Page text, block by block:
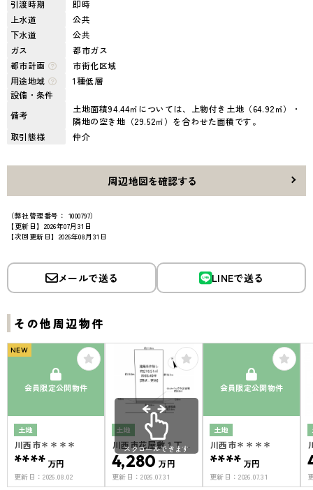
引渡時期
即時
上水道
公共
下水道
公共
ガス
都市ガス
都市計画
市街化区域
用途地域
1種低層
設備・条件
備考
土地面積94.44㎡については、上物付き土地（64.92㎡）・
隣地の空き地（29.52㎡）を合わせた面積です。
取引態様
仲介
周辺地図を確認する
（弊社管理番号： 1000797）
【更新日】2026年07月31日
【次回更新日】2026年08月31日
メールで送る LINEで送る
その他周辺物件
会員限定公開物件
NEW
土地
川西市＊＊＊＊
**** 万円
更新日：2026.08.02
土地
川西市花屋敷１丁目
１号地
4,280 万円
更新日：2026.07.31
会員限定公開物件
土地
川西市＊＊＊＊
**** 万円
更新日：2026.07.31
スクロールできます